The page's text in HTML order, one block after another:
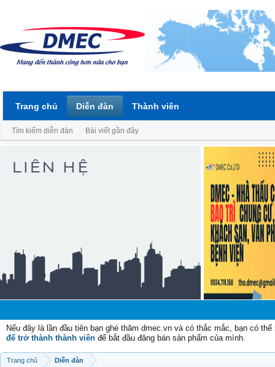
Nếu đây là lần đầu tiên bạn ghé thăm dmec.vn và có thắc mắc, bạn có
để trở thành thành viên để bắt đầu đăng bán sản phẩm của mình.
Trang chủ Diễn đàn
Trang chủ Diễn đàn
Tìm kiếm diễn đàn Bài viết gần đây
Thành viên